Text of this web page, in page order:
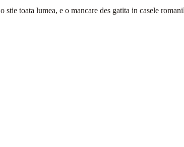
o stie toata lumea, e o mancare des gatita in casele